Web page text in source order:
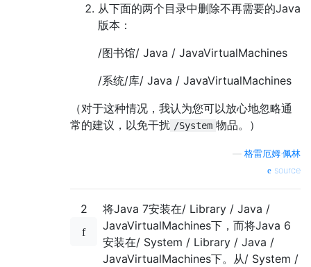
从下面的两个目录中删除不再需要的Java
版本：
/图书馆/ Java / JavaVirtualMachines
/系统/库/ Java / JavaVirtualMachines
（对于这种情况，我认为您可以放心地忽略通
常的建议，以免干扰 /System 物品。）
格雷厄姆·佩林
source
2
将Java 7安装在/ Library / Java /
JavaVirtualMachines下，而将Java 6
安装在/ System / Library / Java /
JavaVirtualMachines下。从/ System /